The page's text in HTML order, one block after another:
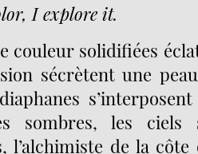
I explore it.
couleur solidifiées
sécrètent une
sombres, les ciels
l’alchimiste de la